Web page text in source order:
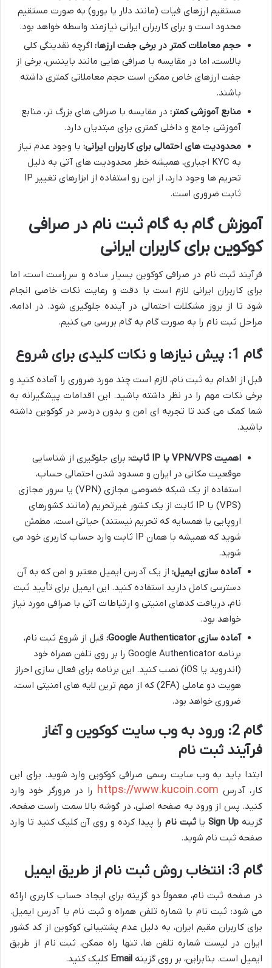
مستقیم ارزهای فیات (مانند دلار یا یورو) به صورت مستقیم
محدود است و برای کاربران ایرانی نیازمند واسطه خواهد بود.
حجم معاملات کمتر در برخی جفت ارزها: اگرچه نقدینگی کلی
بالاست، اما در مقایسه با صرافی هایی مانند بایننس، برخی از
جفت ارزهای خاص ممکن است حجم معاملاتی کمتری داشته
باشند.
منابع آموزشی کمتر: در مقایسه با صرافی های بزرگ تر، منابع
آموزشی جامع و داخلی کمتری برای مبتدیان دارد.
محدودیت های احتمالی برای کاربران ایرانی: با وجود عدم نیاز
به KYC اجباری، همیشه خطر محدودیت های آتی به دلیل
تحریم ها وجود دارد، از این رو استفاده از ابزارهای تغییر IP
ثابت ضروری است.
آموزش گام به گام ثبت نام در صرافی
کوکوین برای کاربران ایرانی
فرآیند ثبت نام در صرافی کوکوین بسیار ساده و سرراست است، اما
برای کاربران ایرانی لازم است با دقت و رعایت نکات خاصی انجام
شود تا از بروز مشکلات احتمالی در آینده جلوگیری شود. در ادامه،
مراحل ثبت نام را به صورت گام به گام بررسی می کنیم.
گام 1: پیش نیازها و نکات کلیدی برای شروع
قبل از اقدام به ثبت نام، لازم است چند مورد ضروری را آماده کنید و
برخی نکات مهم را در نظر داشته باشید. این اقدامات پیشگیرانه به
شما کمک می کند تا تجربه ای امن و بدون دردسر در کوکوین داشته
باشید.
اهمیت VPN/VPS با IP ثابت:
برای جلوگیری از شناسایی
موقعیت مکانی در ایران و مسدود شدن احتمالی حساب،
استفاده از یک شبکه خصوصی مجازی (VPN) یا سرور مجازی
(VPS) با IP ثابت از یک کشور غیرتحریم (مانند کشورهای
اروپایی یا همسایه که تحریم نیستند) حیاتی است. مطمئن
شوید که همیشه با همان IP ثابت وارد حساب کاربری خود می
شوید.
آماده سازی ایمیل: از یک آدرس ایمیل معتبر و امن که به آن
دسترسی کامل دارید استفاده کنید. این ایمیل برای تأیید ثبت
نام، دریافت کدهای امنیتی و ارتباطات آتی با صرافی مورد نیاز
خواهد بود.
آماده سازی Google Authenticator:
قبل از شروع ثبت نام،
برنامه Google Authenticator را بر روی تلفن همراه خود
(اندروید یا iOS) نصب کنید. این برنامه برای فعال سازی احراز
هویت دو عاملی (2FA) که از مهم ترین لایه های امنیتی است،
ضروری خواهد بود.
گام 2: ورود به وب سایت کوکوین و آغاز
فرآیند ثبت نام
ابتدا باید به وب سایت رسمی صرافی کوکوین وارد شوید. برای این
کار، آدرس https://www.kucoin.com را در مرورگر خود وارد
کنید. پس از ورود به صفحه اصلی، در گوشه بالا سمت راست صفحه،
گزینه Sign Upیاثبت نام را پیدا کرده و روی آن کلیک کنید تا وارد
صفحه ثبت نام شوید.
گام 3: انتخاب روش ثبت نام از طریق ایمیل
در صفحه ثبت نام، معمولاً دو گزینه برای ایجاد حساب کاربری ارائه
می شود: ثبت نام با شماره تلفن همراه و ثبت نام با آدرس ایمیل.
برای کاربران مقیم ایران، به دلیل عدم پشتیبانی کوکوین از کد کشور
ایران در لیست شماره تلفن ها، تنها راه ممکن، ثبت نام از طریق
ایمیل است. بنابراین، بر روی گزینه Email کلیک کنید.